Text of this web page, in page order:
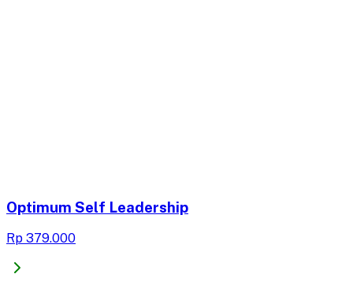
Optimum Self Leadership
Rp 379.000